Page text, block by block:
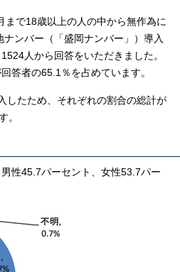
で18歳以上の人の中から無作為に
ンバー（「盛岡ナンバー」）導入
人から回答をいただきました。
答者の65.1％を占めています。
したため、それぞれの割合の総計が
。
性45.7パーセント、女性53.7パー